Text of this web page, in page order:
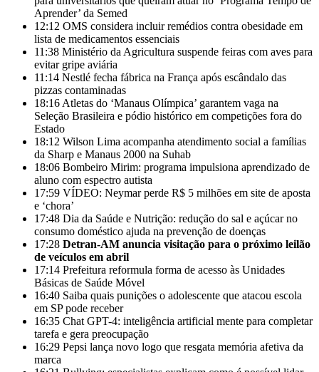
Aprender’ da Semed
12:12 OMS considera incluir remédios contra obesidade em
lista de medicamentos essenciais
11:38 Ministério da Agricultura suspende feiras com aves para
evitar gripe aviária
11:14 Nestlé fecha fábrica na França após escândalo das
pizzas contaminadas
18:16 Atletas do ‘Manaus Olímpica’ garantem vaga na
Seleção Brasileira e pódio histórico em competições fora do
Estado
18:12 Wilson Lima acompanha atendimento social a famílias
da Sharp e Manaus 2000 na Suhab
18:06 Bombeiro Mirim: programa impulsiona aprendizado de
aluno com espectro autista
17:59 VÍDEO: Neymar perde R$ 5 milhões em site de aposta
e ‘chora’
17:48 Dia da Saúde e Nutrição: redução do sal e açúcar no
consumo doméstico ajuda na prevenção de doenças
17:28 Detran-AM anuncia visitação para o próximo leilão
de veículos em abril
17:14 Prefeitura reformula forma de acesso às Unidades
Básicas de Saúde Móvel
16:40 Saiba quais punições o adolescente que atacou escola
em SP pode receber
16:35 Chat GPT-4: inteligência artificial mente para completar
tarefa e gera preocupação
16:29 Pepsi lança novo logo que resgata memória afetiva da
marca